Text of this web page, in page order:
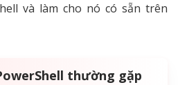
và làm cho nó có sẵn trên
thường gặp